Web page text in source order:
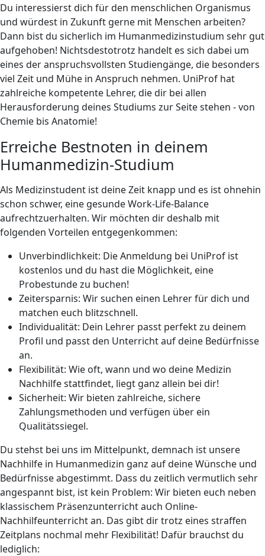
Du interessierst dich für den menschlichen Organismus
und würdest in Zukunft gerne mit Menschen arbeiten?
Dann bist du sicherlich im Humanmedizinstudium sehr gut
aufgehoben! Nichtsdestotrotz handelt es sich dabei um
eines der anspruchsvollsten Studiengänge, die besonders
viel Zeit und Mühe in Anspruch nehmen. UniProf hat
zahlreiche kompetente Lehrer, die dir bei allen
Herausforderung deines Studiums zur Seite stehen - von
Chemie bis Anatomie!
Erreiche Bestnoten in deinem
Humanmedizin-Studium
Als Medizinstudent ist deine Zeit knapp und es ist ohnehin
schon schwer, eine gesunde Work-Life-Balance
aufrechtzuerhalten. Wir möchten dir deshalb mit
folgenden Vorteilen entgegenkommen:
Unverbindlichkeit: Die Anmeldung bei UniProf ist
kostenlos und du hast die Möglichkeit, eine
Probestunde zu buchen!
Zeitersparnis: Wir suchen einen Lehrer für dich und
matchen euch blitzschnell.
Individualität: Dein Lehrer passt perfekt zu deinem
Profil und passt den Unterricht auf deine Bedürfnisse
an.
Flexibilität: Wie oft, wann und wo deine Medizin
Nachhilfe stattfindet, liegt ganz allein bei dir!
Sicherheit: Wir bieten zahlreiche, sichere
Zahlungsmethoden und verfügen über ein
Qualitätssiegel.
Du stehst bei uns im Mittelpunkt, demnach ist unsere
Nachhilfe in Humanmedizin ganz auf deine Wünsche und
Bedürfnisse abgestimmt. Dass du zeitlich vermutlich sehr
angespannt bist, ist kein Problem: Wir bieten euch neben
klassischem Präsenzunterricht auch Online-
Nachhilfeunterricht an. Das gibt dir trotz eines straffen
Zeitplans nochmal mehr Flexibilität! Dafür brauchst du
lediglich: